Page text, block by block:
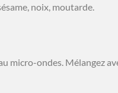
noix, moutarde.
micro-ondes. Mélangez